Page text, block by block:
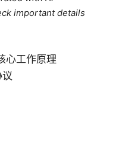
important details
心工作原理